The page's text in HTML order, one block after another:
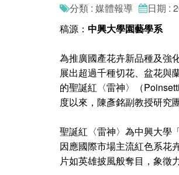
分類 : 媒體報導 日期 :
稿源： 中興大學園藝學系
為推廣國產花卉新品種及強
展出超過千種切花、盆花與
的聖誕紅〈雷神〉（
度以來，陳彥銘副教授研究
聖誕紅〈雷神〉為中興大學
因應國際市場主流紅色系花
片如英雄披風般奪目，象徵